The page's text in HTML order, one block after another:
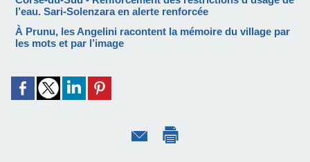
l’eau. Sari-Solenzara en alerte renforcée
À Prunu, les Angelini racontent la mémoire du village par
les mots et par l’image